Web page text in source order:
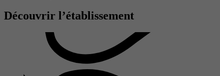
Découvrir l’établissement